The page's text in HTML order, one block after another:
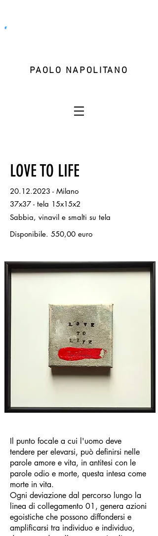
PAOLO NAPOLITANO
LOVE TO LIFE
20.12.2023 - Milano
37x37 - tela 15x15x2
Sabbia, vinavil e smalti su tela
Disponibile. 550,00 euro
Il punto focale a cui l'uomo deve
tendere per elevarsi, può definirsi nelle
parole amore e vita, in antitesi con le
parole odio e morte, questa intesa come
morte in vita.
Ogni deviazione dal percorso lungo la
linea di collegamento 01, genera azioni
egoistiche che possono diffondersi e
amplificarsi tra individuo e individuo,